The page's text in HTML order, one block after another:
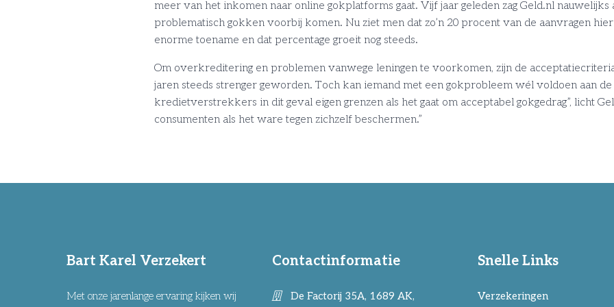
meer van het inkomen naar online gokplatforms gaat. Vijf jaar geleden zag Geld.nl
problematisch gokken voorbij komen. Nu ziet men dat zo’n 20 procent van de aanvragen
enorme toename en dat percentage groeit nog steeds.
Om overkreditering en problemen vanwege leningen te voorkomen, zijn de
jaren steeds strenger geworden. Toch kan iemand met een gokprobleem wél voldoen aan
kredietverstrekkers in dit geval eigen grenzen als het gaat om acceptabel gokgedrag”, licht
consumenten als het ware tegen zichzelf beschermen.”
Bart Karel Verzekert
Met onze jarenlange ervaring kijken wij
Contactinformatie
De Factorij 35A, 1689 AK,
Snelle Links
Verzekeringen